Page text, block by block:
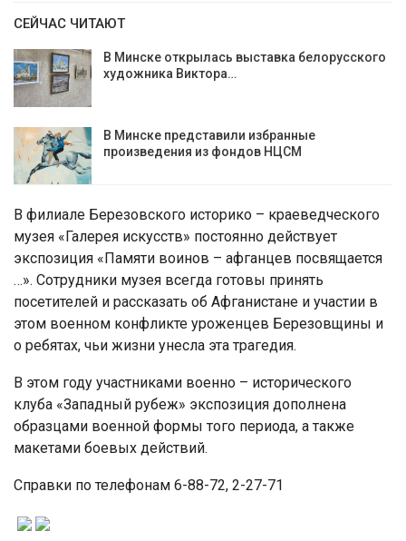
СЕЙЧАС ЧИТАЮТ
В Минске открылась выставка белорусского
художника Виктора…
В Минске представили избранные
произведения из фондов НЦСМ
В филиале Березовского историко – краеведческого
музея «Галерея искусств» постоянно действует
экспозиция «Памяти воинов – афганцев посвящается
…». Сотрудники музея всегда готовы принять
посетителей и рассказать об Афганистане и участии в
этом военном конфликте уроженцев Березовщины и
о ребятах, чьи жизни унесла эта трагедия.
В этом году участниками военно – исторического
клуба «Западный рубеж» экспозиция дополнена
образцами военной формы того периода, а также
макетами боевых действий.
Справки по телефонам 6-88-72, 2-27-71